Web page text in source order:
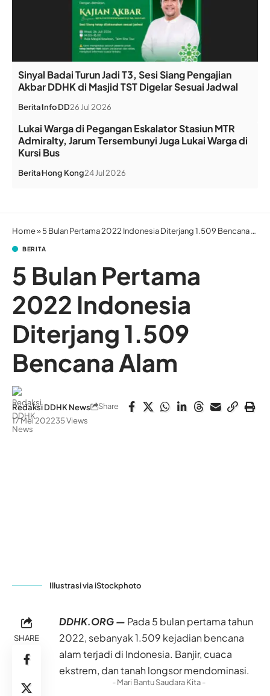
Sinyal Badai Turun Jadi T3, Sesi Siang Pengajian
Akbar DDHK di Masjid TST Digelar Sesuai Jadwal
BeritaInfo DD26 Jul 2026
Lukai Warga di Pegangan Eskalator Stasiun MTR
Admiralty, Jarum Tersembunyi Juga Lukai Warga di
Kursi Bus
BeritaHong Kong24 Jul 2026
Home»5 Bulan Pertama 2022 Indonesia Diterjang 1.509 Bencana Alam
BERITA
5 Bulan Pertama
2022 Indonesia
Diterjang 1.509
Bencana Alam
Redaksi DDHK News
17 Mei 202235 Views
Share
Illustrasi via iStockphoto
SHARE
DDHK.ORG — Pada 5 bulan pertama tahun
2022, sebanyak 1.509 kejadian bencana
alam terjadi di Indonesia. Banjir, cuaca
ekstrem, dan tanah longsor mendominasi.
- Mari Bantu Saudara Kita -